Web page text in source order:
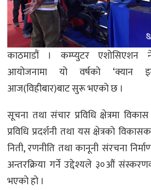
काठमाडौं । कम्प्युटर एशोसिएशन
आयोजनामा यो वर्षको ‘क्यान
आज(विहीबार)बाट सुरू भएको छ ।
सूचना तथा संचार प्रविधि क्षेत्रमा
प्रविधि प्रदर्शनी तथा यस क्षेत्रको
निती, रणनीति तथा कानूनी संरचना
अन्तरक्रिया गर्ने उद्देश्यले ३०औं
भएको हो ।